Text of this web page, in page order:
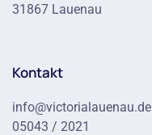
31867 Lauenau
Kontakt
info@victorialauenau.de
05043 / 2021